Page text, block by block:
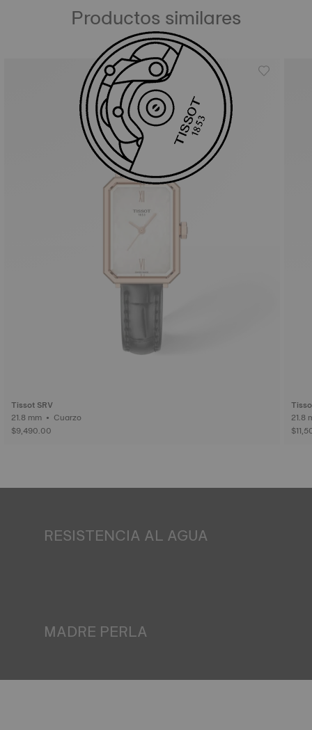
Productos similares
Tissot SRV
21.8 mm • Cuarzo
$9,490.00
RESISTENCIA AL AGUA
MADRE PERLA
iguales, lo que confiere al reloj un carácter único,